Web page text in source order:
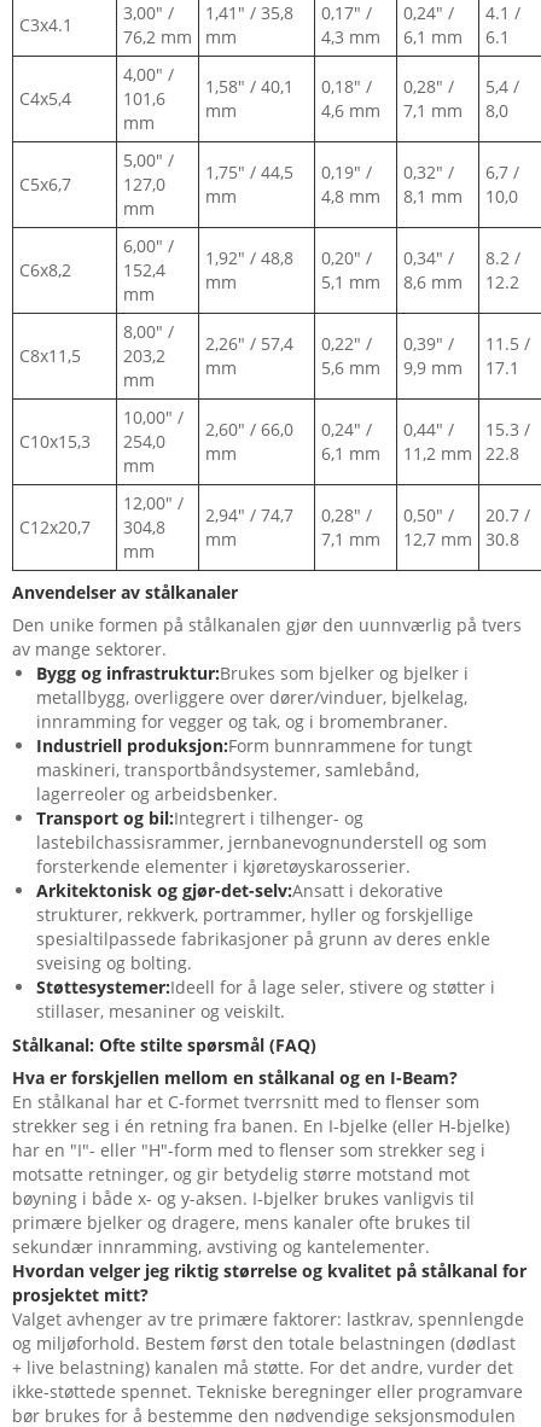
C3x4.1
3,00" /
76,2 mm
1,41" / 35,8
mm
0,17" /
4,3 mm
0,24" /
6,1 mm
4.1 /
6.1
C4x5,4
4,00" /
101,6
mm
1,58" / 40,1
mm
0,18" /
4,6 mm
0,28" /
7,1 mm
5,4 /
8,0
C5x6,7
5,00" /
127,0
mm
1,75" / 44,5
mm
0,19" /
4,8 mm
0,32" /
8,1 mm
6,7 /
10,0
C6x8,2
6,00" /
152,4
mm
1,92" / 48,8
mm
0,20" /
5,1 mm
0,34" /
8,6 mm
8.2 /
12.2
C8x11,5
8,00" /
203,2
mm
2,26" / 57,4
mm
0,22" /
5,6 mm
0,39" /
9,9 mm
11.5 /
17.1
C10x15,3
10,00" /
254,0
mm
2,60" / 66,0
mm
0,24" /
6,1 mm
0,44" /
11,2 mm
15.3 /
22.8
C12x20,7
12,00" /
304,8
mm
2,94" / 74,7
mm
0,28" /
7,1 mm
0,50" /
12,7 mm
20.7 /
30.8
Anvendelser av stålkanaler
Den unike formen på stålkanalen gjør den uunnværlig på tvers
av mange sektorer.
Bygg og infrastruktur:Brukes som bjelker og bjelker i
metallbygg, overliggere over dører/vinduer, bjelkelag,
innramming for vegger og tak, og i bromembraner.
Industriell produksjon:Form bunnrammene for tungt
maskineri, transportbåndsystemer, samlebånd,
lagerreoler og arbeidsbenker.
Transport og bil:Integrert i tilhenger- og
lastebilchassisrammer, jernbanevognunderstell og som
forsterkende elementer i kjøretøyskarosserier.
Arkitektonisk og gjør-det-selv:Ansatt i dekorative
strukturer, rekkverk, portrammer, hyller og forskjellige
spesialtilpassede fabrikasjoner på grunn av deres enkle
sveising og bolting.
Støttesystemer:Ideell for å lage seler, stivere og støtter i
stillaser, mesaniner og veiskilt.
Stålkanal: Ofte stilte spørsmål (FAQ)
Hva er forskjellen mellom en stålkanal og en I-Beam?
En stålkanal har et C-formet tverrsnitt med to flenser som
strekker seg i én retning fra banen. En I-bjelke (eller H-bjelke)
har en "I"- eller "H"-form med to flenser som strekker seg i
motsatte retninger, og gir betydelig større motstand mot
bøyning i både x- og y-aksen. I-bjelker brukes vanligvis til
primære bjelker og dragere, mens kanaler ofte brukes til
sekundær innramming, avstiving og kantelementer.
Hvordan velger jeg riktig størrelse og kvalitet på stålkanal for
prosjektet mitt?
Valget avhenger av tre primære faktorer: lastkrav, spennlengde
og miljøforhold. Bestem først den totale belastningen (dødlast
+ live belastning) kanalen må støtte. For det andre, vurder det
ikke-støttede spennet. Tekniske beregninger eller programvare
bør brukes for å bestemme den nødvendige seksjonsmodulen